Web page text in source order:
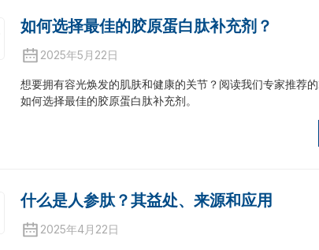
如何选择最佳的胶原蛋白肽补充剂？
2025年5月22日
想要拥有容光焕发的肌肤和健康的关节？阅读我们专家推荐
如何选择最佳的胶原蛋白肽补充剂。
什么是人参肽？其益处、来源和应用
2025年4月22日